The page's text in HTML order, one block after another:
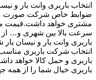
انتخاب باربری وانت بار و
ضوابط خاص شرکت صورت
مشتری خواهد داشت.قیمت
سرعت بالا بین شهری و…
باربری وانت بار و نیسان
انتخاب شرکت باربری
باربری و حمل کالا خواهد
باربری خیال شما را از